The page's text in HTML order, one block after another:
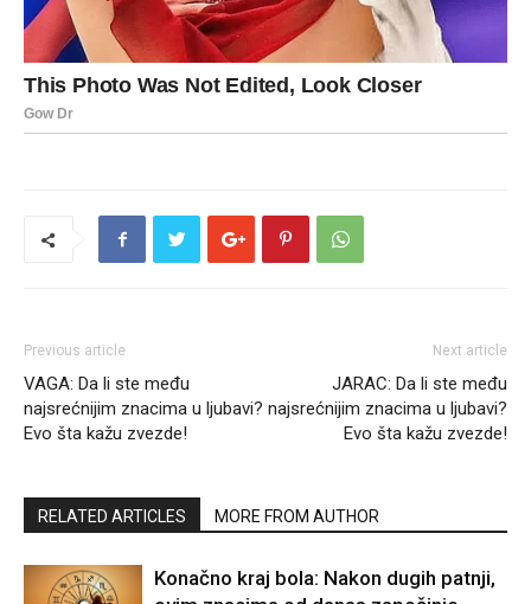
Previous article
VAGA: Da li ste među
najsrećnijim znacima u ljubavi?
Evo šta kažu zvezde!
Next article
JARAC: Da li ste među
najsrećnijim znacima u ljubavi?
Evo šta kažu zvezde!
RELATED ARTICLES MORE FROM AUTHOR
Konačno kraj bola: Nakon dugih patnji,